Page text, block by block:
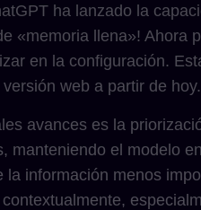
ha lanzado la
«memoria llena»!
en la configuración.
web a partir de hoy.
avances es la
manteniendo el modelo
la información menos